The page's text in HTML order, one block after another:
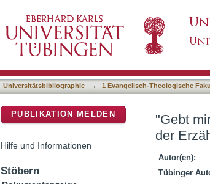
"Gebt mir einen Grabbesitz bei
Grabkauf in Genesis 23
Universitätsbibliographie → 1 Evangelisch-Theologische
"Gebt
der
Autor(en):
Tübinger
PUBLIKATION MELDEN
Hilfe und Informationen
Stöbern